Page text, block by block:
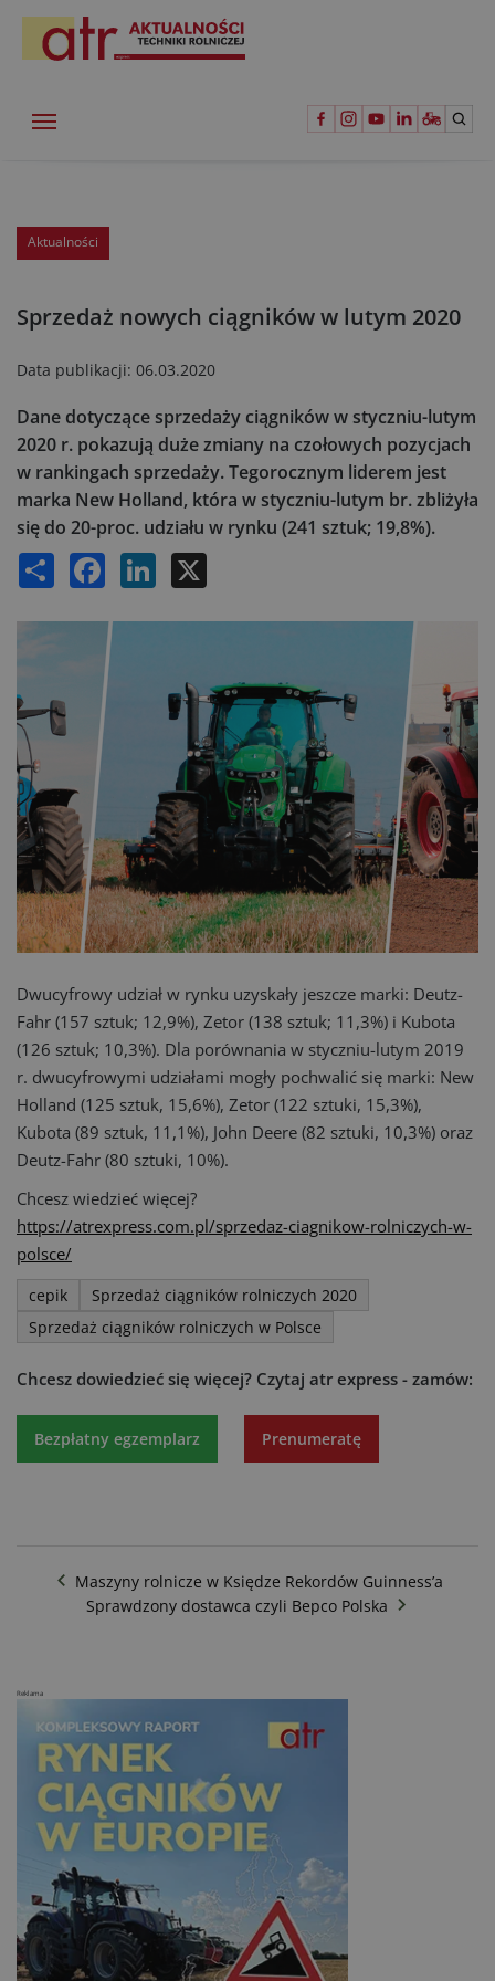
Aktualności
Sprzedaż nowych ciągników w lutym 2020
Data publikacji: 06.03.2020
Dane dotyczące sprzedaży ciągników w styczniu-lutym
2020 r. pokazują duże zmiany na czołowych pozycjach
w rankingach sprzedaży. Tegorocznym liderem jest
marka New Holland, która w styczniu-lutym br. zbliżyła
się do 20-proc. udziału w rynku (241 sztuk; 19,8%).
Share Facebook LinkedIn
Dwucyfrowy udział w rynku uzyskały jeszcze marki: Deutz-
Fahr (157 sztuk; 12,9%), Zetor (138 sztuk; 11,3%) i Kubota
(126 sztuk; 10,3%). Dla porównania w styczniu-lutym 2019
r. dwucyfrowymi udziałami mogły pochwalić się marki: New
Holland (125 sztuk, 15,6%), Zetor (122 sztuki, 15,3%),
Kubota (89 sztuk, 11,1%), John Deere (82 sztuki, 10,3%) oraz
Deutz-Fahr (80 sztuki, 10%).
Chcesz wiedzieć więcej?
https://atrexpress.com.pl/sprzedaz-ciagnikow-rolniczych-w-
polsce/
cepik
Sprzedaż ciągników rolniczych 2020
Sprzedaż ciągników rolniczych w Polsce
Chcesz dowiedzieć się więcej? Czytaj atr express - zamów:
Bezpłatny egzemplarz Prenumeratę
Maszyny rolnicze w Księdze Rekordów Guinness’a
Sprawdzony dostawca czyli Bepco Polska
Reklama